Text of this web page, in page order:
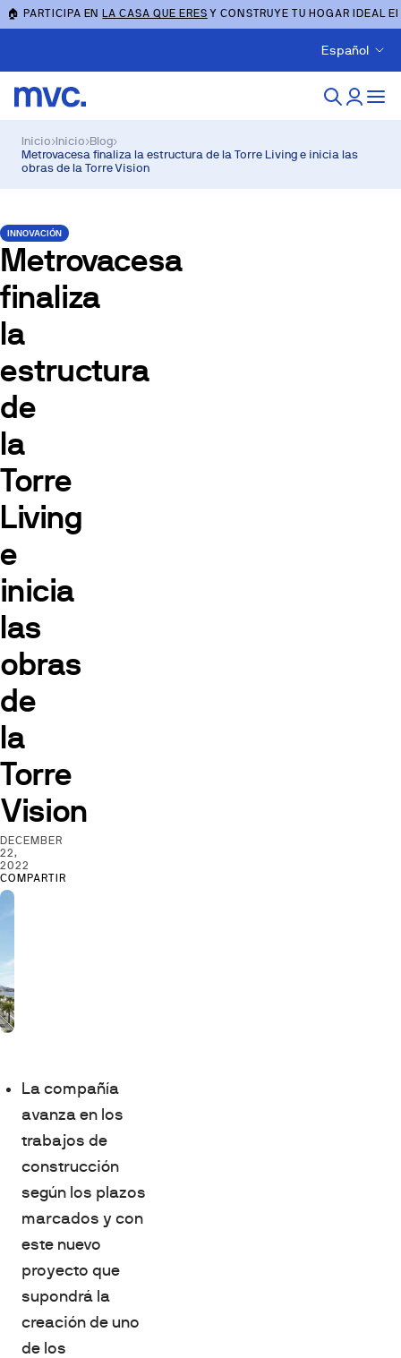
🏠 PARTICIPA ENLA CASA QUE ERES Y CONSTRUYE TU HOGAR IDEAL
Español
Inicio›Inicio›Blog›
Metrovacesa finaliza la estructura de la Torre Living e inicia las
obras de la Torre Vision
INNOVACIÓN
Metrovacesa
finaliza
la
estructura
de
la
Torre
Living
e
inicia
las
obras
de
la
Torre
Vision
DECEMBER
22,
2022
COMPARTIR
La compañía
avanza en los
trabajos de
construcción
según los plazos
marcados y con
este nuevo
proyecto que
supondrá la
creación de uno
de los